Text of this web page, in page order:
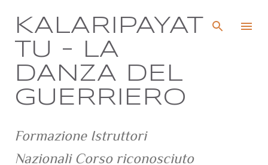
Passa ai contenuti principali
KALARIPAYAT
TU - LA
DANZA DEL
GUERRIERO
Formazione Istruttori
Nazionali Corso riconosciuto